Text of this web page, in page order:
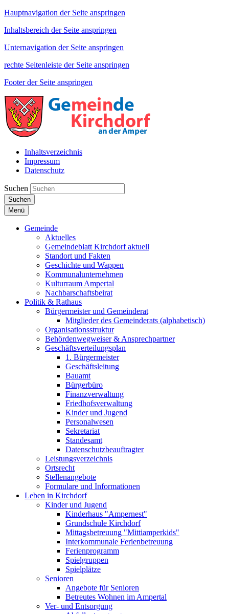
Hauptnavigation der Seite anspringen
Inhaltsbereich der Seite anspringen
Unternavigation der Seite anspringen
rechte Seitenleiste der Seite anspringen
Footer der Seite anspringen
Inhaltsverzeichnis
Impressum
Datenschutz
Suchen
Suchen
Menü
Gemeinde
Aktuelles
Gemeindeblatt Kirchdorf aktuell
Standort und Fakten
Geschichte und Wappen
Kommunalunternehmen
Kulturraum Ampertal
Nachbarschaftsbeirat
Politik & Rathaus
Bürgermeister und Gemeinderat
Mitglieder des Gemeinderats (alphabetisch)
Organisationsstruktur
Behördenwegweiser & Ansprechpartner
Geschäftsverteilungsplan
1. Bürgermeister
Geschäftsleitung
Bauamt
Bürgerbüro
Finanzverwaltung
Friedhofsverwaltung
Kinder und Jugend
Personalwesen
Sekretariat
Standesamt
Datenschutzbeauftragter
Leistungsverzeichnis
Ortsrecht
Stellenangebote
Formulare und Informationen
Leben in Kirchdorf
Kinder und Jugend
Kinderhaus "Ampernest"
Grundschule Kirchdorf
Mittagsbetreuung "Mittiamperkids"
Interkommunale Ferienbetreuung
Ferienprogramm
Spielgruppen
Spielplätze
Senioren
Angebote für Senioren
Betreutes Wohnen im Ampertal
Ver- und Entsorgung